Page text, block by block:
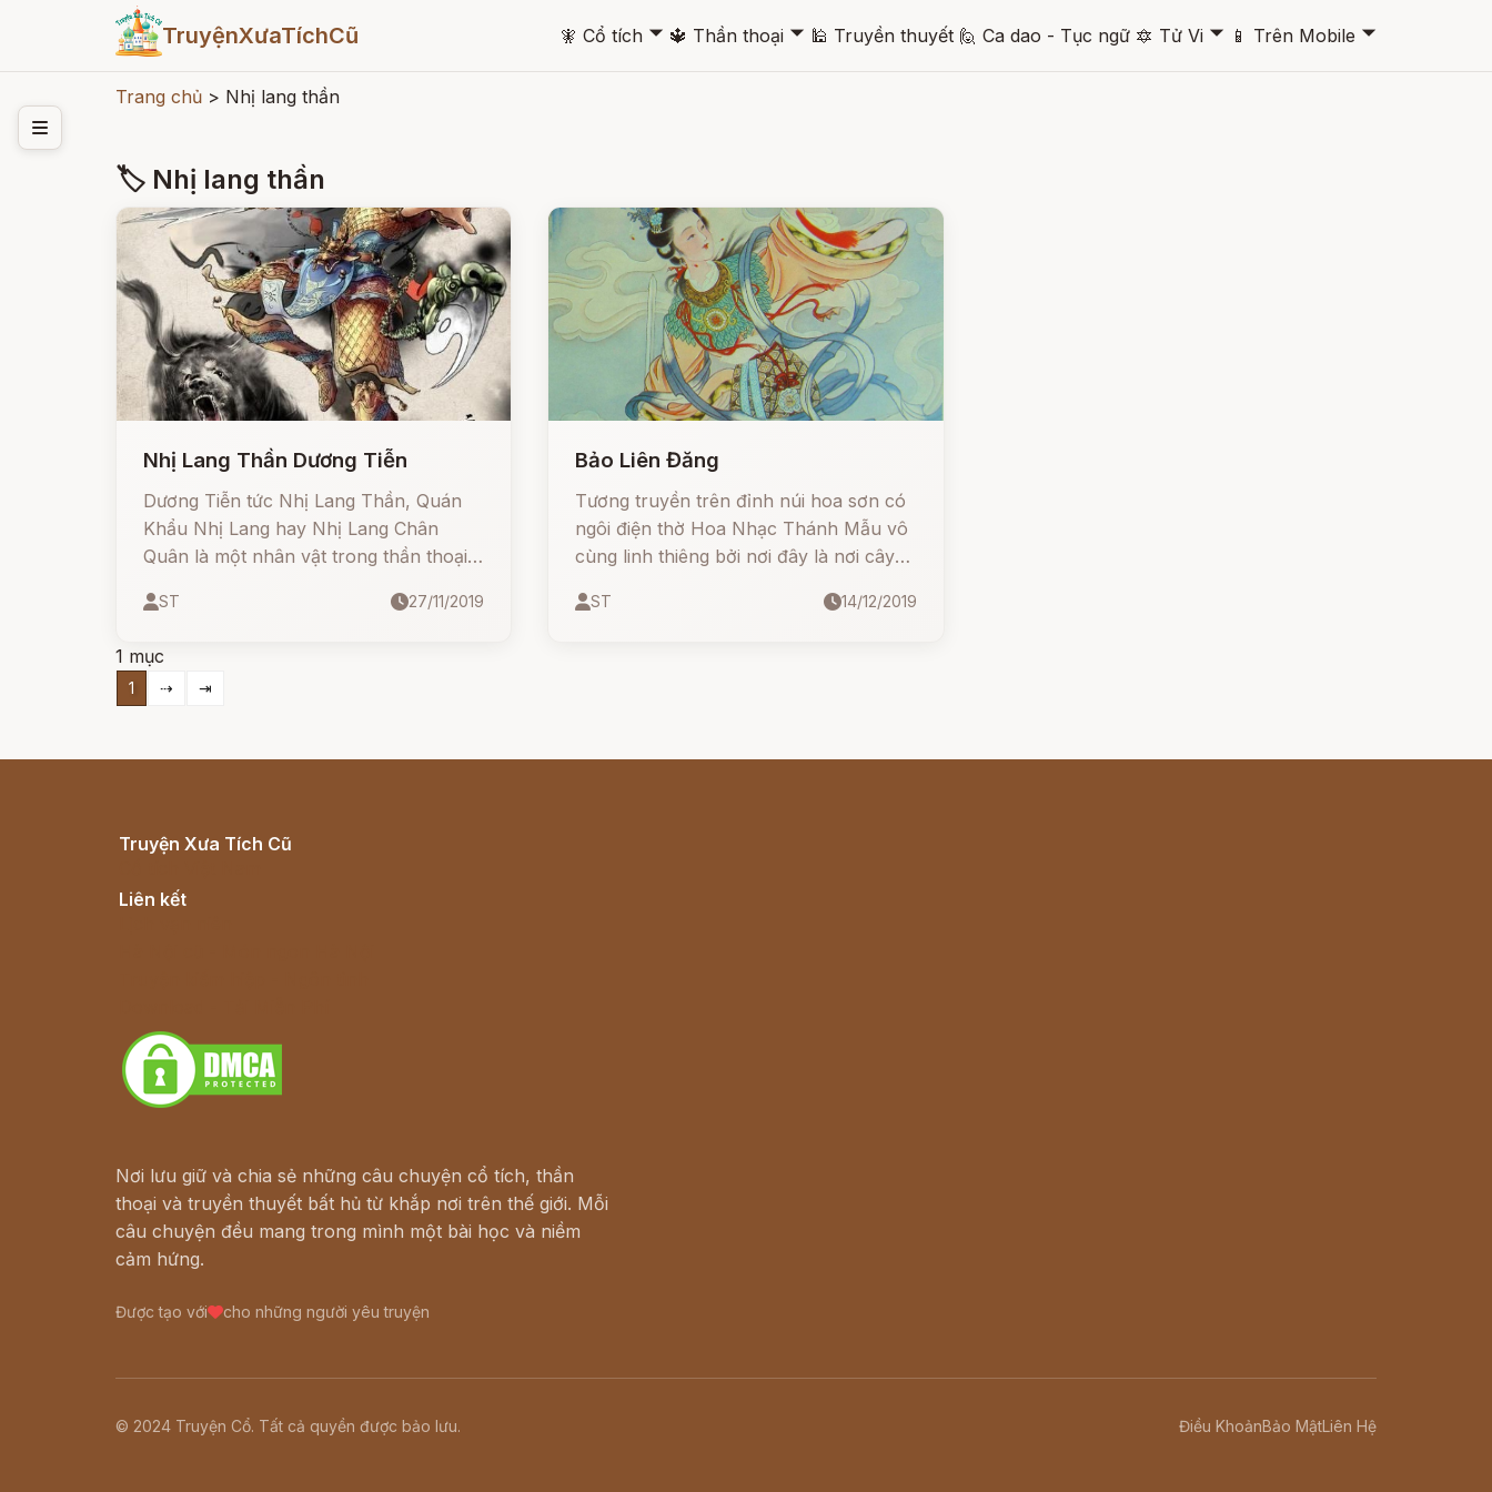
TruyệnXưaTíchCũ 🧚 Cổ tích 🞃 🔱 Thần thoại 🞃 🕌 Truyền thuyết 🙋 Ca dao - Tục ngữ 🔯 Tử Vi 🞃 📱 Trên Mobile 🞃
Trang chủ > Nhị lang thần
🏷 Nhị lang thần
Nhị Lang Thần Dương Tiễn
Dương Tiễn tức Nhị Lang Thần, Quán
Khẩu Nhị Lang hay Nhị Lang Chân
Quân là một nhân vật trong thần thoại
giáo truyền thống Trung Quốc là Đạo
ST 27/11/2019
Bảo Liên Đăng
Tương truyền trên đỉnh núi hoa sơn có
ngôi điện thờ Hoa Nhạc Thánh Mẫu vô
cùng linh thiêng bởi nơi đây là nơi cây
đăng này có uy lực vô song, ánh sáng
ST 14/12/2019
1 mục
1 ⇢ ⇥
Truyện Xưa Tích Cũ
Liên kết
Nơi lưu giữ và chia sẻ những câu chuyện cổ tích, thần
thoại và truyền thuyết bất hủ từ khắp nơi trên thế giới. Mỗi
câu chuyện đều mang trong mình một bài học và niềm
cảm hứng.
Được tạo với cho những người yêu truyện
© 2024 Truyện Cổ. Tất cả quyền được bảo lưu. Điều KhoảnBảo MậtLiên Hệ